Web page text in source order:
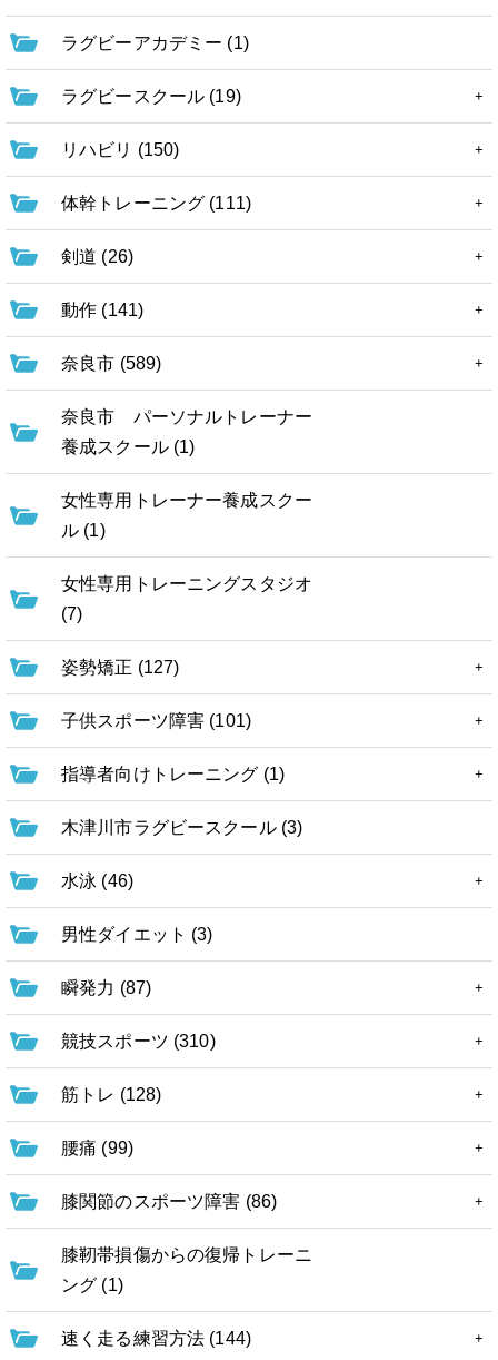
ラグビーアカデミー (1)
ラグビースクール (19)
リハビリ (150)
体幹トレーニング (111)
剣道 (26)
動作 (141)
奈良市 (589)
奈良市 パーソナルトレーナー
養成スクール (1)
女性専用トレーナー養成スクー
ル (1)
女性専用トレーニングスタジオ
(7)
姿勢矯正 (127)
子供スポーツ障害 (101)
指導者向けトレーニング (1)
木津川市ラグビースクール (3)
水泳 (46)
男性ダイエット (3)
瞬発力 (87)
競技スポーツ (310)
筋トレ (128)
腰痛 (99)
膝関節のスポーツ障害 (86)
膝靭帯損傷からの復帰トレーニ
ング (1)
速く走る練習方法 (144)